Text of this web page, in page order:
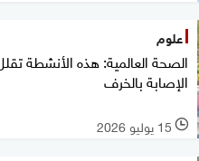
علوم
الصحة العالمية: هذه الأنشطة
الإصابة بالخرف
l 15 يوليو 2026